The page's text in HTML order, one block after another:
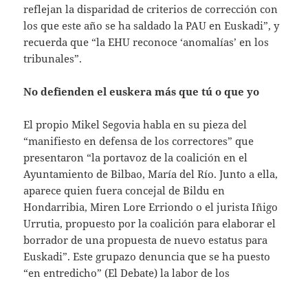
reflejan la disparidad de criterios de corrección con
los que este año se ha saldado la PAU en Euskadi”, y
recuerda que “la EHU reconoce ‘anomalías’ en los
tribunales”.
No defienden el euskera más que tú o que yo
El propio Mikel Segovia habla en su pieza del
“manifiesto en defensa de los correctores” que
presentaron “la portavoz de la coalición en el
Ayuntamiento de Bilbao, María del Río. Junto a ella,
aparece quien fuera concejal de Bildu en
Hondarribia, Miren Lore Erriondo o el jurista Iñigo
Urrutia, propuesto por la coalición para elaborar el
borrador de una propuesta de nuevo estatus para
Euskadi”. Este grupazo denuncia que se ha puesto
“en entredicho” (El Debate) la labor de los